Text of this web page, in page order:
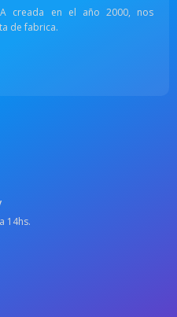
creada en el año 2000, nos
de fabrica.
14hs.